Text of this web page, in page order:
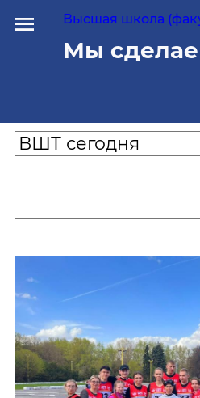
Высшая школа
Мы